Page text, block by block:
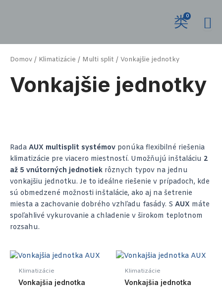
0
Domov / Klimatizácie / Multi split / Vonkajšie jednotky
Vonkajšie jednotky
Rada AUX multisplit systémov ponúka flexibilné riešenia
klimatizácie pre viacero miestností. Umožňujú inštaláciu 2
až 5 vnútorných jednotiek rôznych typov na jednu
vonkajšiu jednotku. Je to ideálne riešenie v prípadoch, kde
sú obmedzené možnosti inštalácie, ako aj na šetrenie
miesta a zachovanie dobrého vzhľadu fasády. S AUX máte
spoľahlivé vykurovanie a chladenie v širokom teplotnom
rozsahu.
Klimatizácie
Vonkajšia jednotka
Klimatizácie
Vonkajšia jednotka